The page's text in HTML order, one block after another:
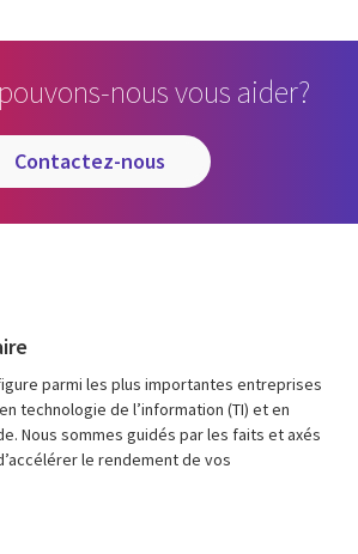
nous vous aider?
contactez-nous
parmi les plus importantes entreprises
technologie de l’information (TI) et en
Nous sommes guidés par les faits et axés
le rendement de vos